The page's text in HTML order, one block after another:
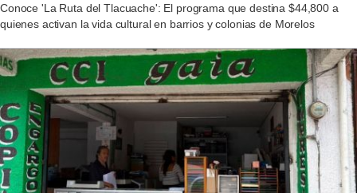
Conoce 'La Ruta del Tlacuache': El programa que destina $44,800 a
quienes activan la vida cultural en barrios y colonias de Morelos